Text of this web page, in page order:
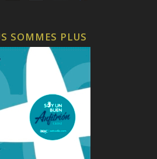
SOMMES PLUS